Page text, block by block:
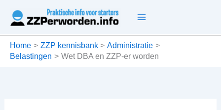
naar
inhoud
Home ZZP kennisbank
Administratie
Belastingen
Wet DBA en ZZP-er worden